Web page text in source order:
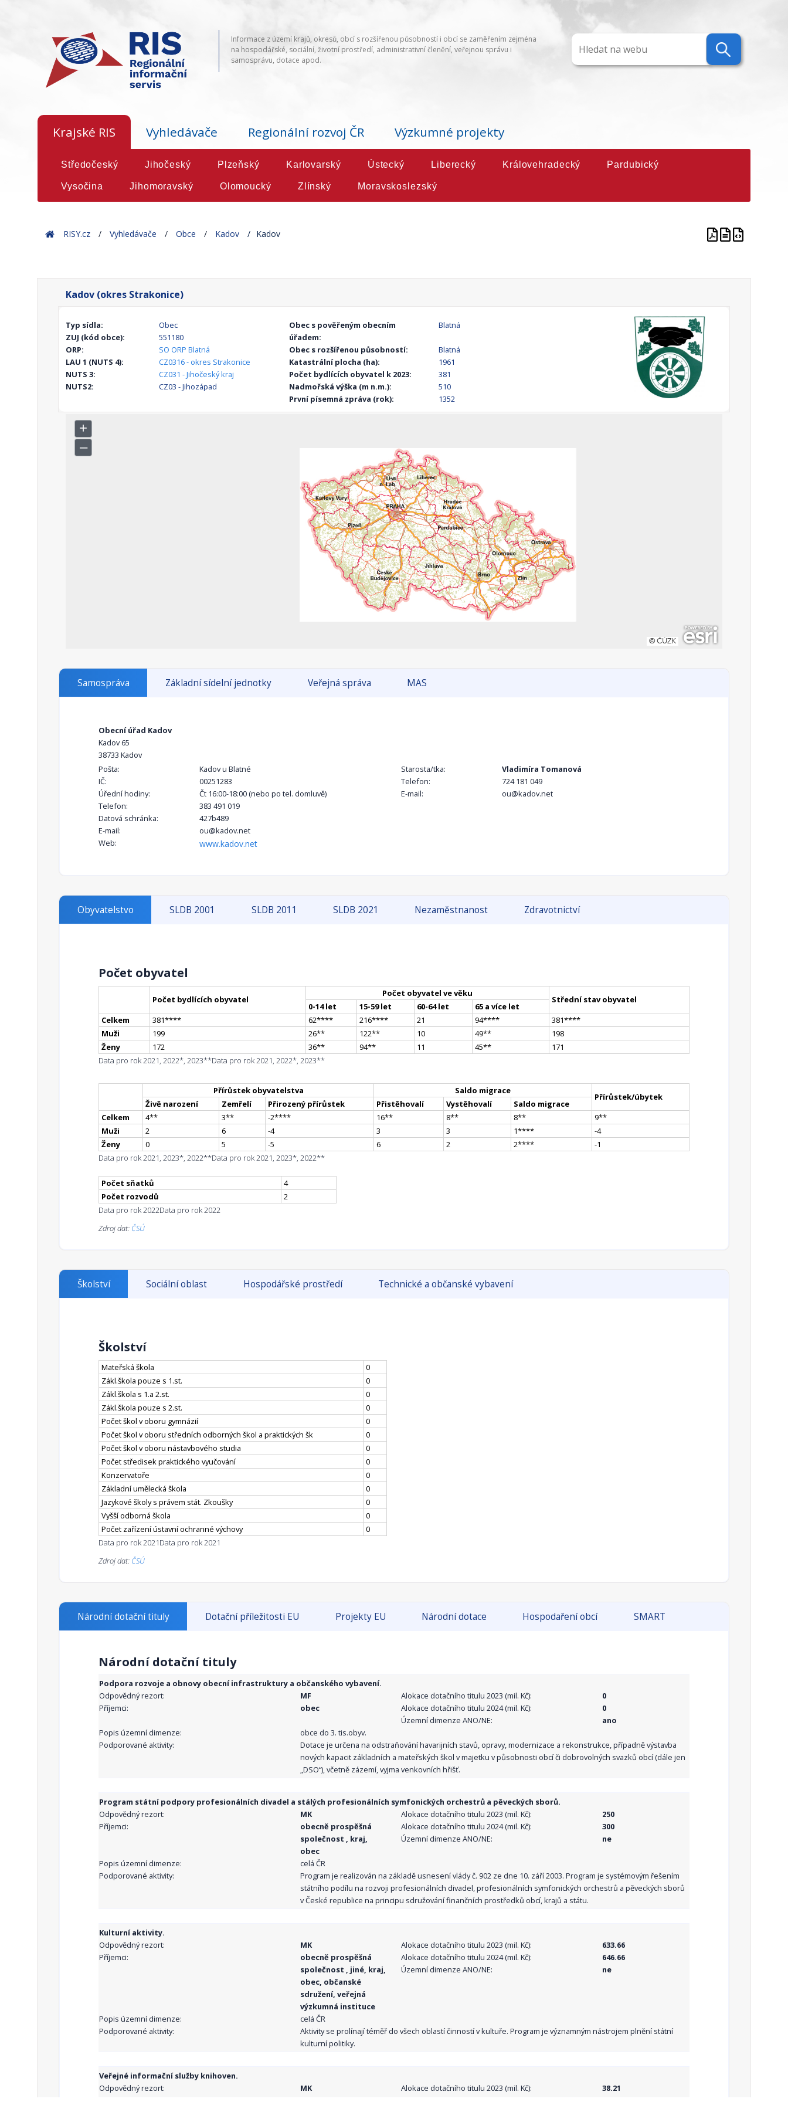
Informace z území krajů, okresů, obcí s rozšířenou působností i obcí se zaměřením zejména
na hospodářské, sociální, životní prostředí, administrativní členění, veřejnou správu i
samosprávu, dotace apod.
Krajské RIS Vyhledávače Regionální rozvoj ČR Výzkumné projekty
Středočeský Jihočeský Plzeňský Karlovarský Ústecký Liberecký Královehradecký Pardubický
Vysočina Jihomoravský Olomoucký Zlínský Moravskoslezský
HomeRISY.cz Vyhledávače Obce Kadov Kadov
Kadov (okres Strakonice)
Typ sídla:
Obec
ZUJ (kód obce):
551180
ORP:
SO ORP Blatná
LAU 1 (NUTS 4):
CZ0316 - okres Strakonice
NUTS 3:
CZ031 - Jihočeský kraj
NUTS2:
CZ03 - Jihozápad
Obec s pověřeným obecním
úřadem:
Blatná
Obec s rozšířenou působností:
Blatná
Katastrální plocha (ha):
1961
Počet bydlících obyvatel k 2023:
381
Nadmořská výška (m n.m.):
510
První písemná zpráva (rok):
1352
Samospráva Základní sídelní jednotky Veřejná správa MAS
Obecní úřad Kadov
Kadov 65
38733 Kadov
Pošta:
Kadov u Blatné
IČ:
00251283
Úřední hodiny:
Čt 16:00-18:00 (nebo po tel. domluvě)
Telefon:
383 491 019
Datová schránka:
427b489
E-mail:
ou@kadov.net
Web:
www.kadov.net
Starosta/tka:
Vladimíra Tomanová
Telefon:
724 181 049
E-mail:
ou@kadov.net
Obyvatelstvo SLDB 2001 SLDB 2011 SLDB 2021 Nezaměstnanost Zdravotnictví
Počet obyvatel
Počet bydlících obyvatel
Počet obyvatel ve věku
Střední stav obyvatel
0-14 let 15-59 let 60-64 let
65 a více let
Celkem
381**** 62**** 216**** 21 94**** 381****
Muži
199 26** 122** 10 49**
198
Ženy
172 36** 94** 11 45**
171
Data pro rok 2021, 2022*, 2023**Data pro rok 2021, 2022*, 2023**
Přírůstek obyvatelstva Saldo migrace
Přírůstek/úbytek
Živě narození Zemřelí Přirozený přírůstek Přistěhovalí Vystěhovalí
Saldo migrace
Celkem
4** 3** -2**** 16** 8** 8** 9**
Muži
2 6 -4 3 3 1****
-4
Ženy
0 5 -5 6 2 2****
-1
Data pro rok 2021, 2023*, 2022**Data pro rok 2021, 2023*, 2022**
Počet sňatků
4
Počet rozvodů
2
Data pro rok 2022Data pro rok 2022
Zdroj dat: ČSÚ
Školství Sociální oblast Hospodářské prostředí Technické a občanské vybavení
Školství
Mateřská škola
0
Zákl.škola pouze s 1.st.
0
Zákl.škola s 1.a 2.st.
0
Zákl.škola pouze s 2.st.
0
Počet škol v oboru gymnázií
0
Počet škol v oboru středních odborných škol a praktických šk
0
Počet škol v oboru nástavbového studia
0
Počet středisek praktického vyučování
0
Konzervatoře
0
Základní umělecká škola
0
Jazykové školy s právem stát. Zkoušky
0
Vyšší odborná škola
0
Počet zařízení ústavní ochranné výchovy
0
Data pro rok 2021Data pro rok 2021
Zdroj dat: ČSÚ
Národní dotační tituly Dotační příležitosti EU Projekty EU Národní dotace Hospodaření obcí SMART
Národní dotační tituly
Podpora rozvoje a obnovy obecní infrastruktury a občanského vybavení.
Odpovědný rezort:
MF
Příjemci:
obec
Alokace dotačního titulu 2023 (mil. Kč):
0
Alokace dotačního titulu 2024 (mil. Kč):
0
Územní dimenze ANO/NE:
ano
Popis územní dimenze:
obce do 3. tis.obyv.
Podporované aktivity:
Dotace je určena na odstraňování havarijních stavů, opravy, modernizace a rekonstrukce, případně výstavba
nových kapacit základních a mateřských škol v majetku v působnosti obcí či dobrovolných svazků obcí (dále jen
„DSO“), včetně zázemí, vyjma venkovních hřišť.
Program státní podpory profesionálních divadel a stálých profesionálních symfonických orchestrů a pěveckých sborů.
Odpovědný rezort:
MK
Příjemci:
obecně prospěšná
společnost , kraj,
obec
Alokace dotačního titulu 2023 (mil. Kč):
250
Alokace dotačního titulu 2024 (mil. Kč):
300
Územní dimenze ANO/NE:
ne
Popis územní dimenze:
celá ČR
Podporované aktivity:
Program je realizován na základě usnesení vlády č. 902 ze dne 10. září 2003. Program je systémovým řešením
státního podílu na rozvoji profesionálních divadel, profesionálních symfonických orchestrů a pěveckých sborů
v České republice na principu sdružování finančních prostředků obcí, krajů a státu.
Kulturní aktivity.
Odpovědný rezort:
MK
Příjemci:
obecně prospěšná
společnost , jiné, kraj,
obec, občanské
sdružení, veřejná
výzkumná instituce
Alokace dotačního titulu 2023 (mil. Kč):
633.66
Alokace dotačního titulu 2024 (mil. Kč):
646.66
Územní dimenze ANO/NE:
ne
Popis územní dimenze:
celá ČR
Podporované aktivity:
Aktivity se prolínají téměř do všech oblastí činností v kultuře. Program je významným nástrojem plnění státní
kulturní politiky.
Veřejné informační služby knihoven.
Odpovědný rezort:
MK
Alokace dotačního titulu 2023 (mil. Kč):
38.21